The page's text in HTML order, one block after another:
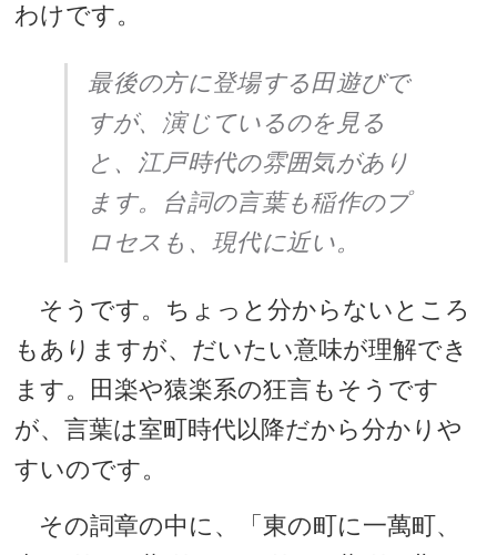
わけです。
最後の方に登場する田遊びで
すが、演じているのを見る
と、江戸時代の雰囲気があり
ます。台詞の言葉も稲作のプ
ロセスも、現代に近い。
そうです。ちょっと分からないところ
もありますが、だいたい意味が理解でき
ます。田楽や猿楽系の狂言もそうです
が、言葉は室町時代以降だから分かりや
すいのです。
その詞章の中に、「東の町に一萬町、